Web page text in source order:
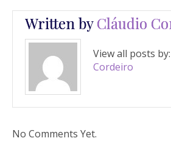
Written byCláudio
View all posts by:
Cordeiro
No Comments Yet.